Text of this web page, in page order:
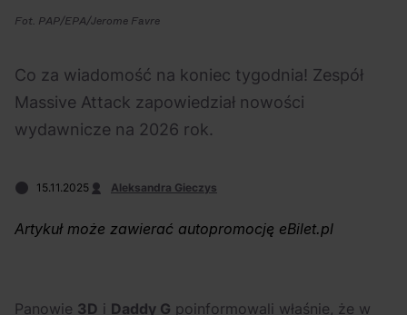
Polecane Scena Impostora 06.08.2026
prawdziwym fanem
Chivasa?
inicjatywą eBilet
jednoczącą fanów
Fot. PAP/EPA/Jerome Favre
Co za wiadomość na koniec tygodnia! Zespół
Massive Attack zapowiedział nowości
wydawnicze na 2026 rok.
15.11.2025 Aleksandra Gieczys
Artykuł może zawierać autopromocję eBilet.pl
Panowie 3D i Daddy G poinformowali właśnie, że w